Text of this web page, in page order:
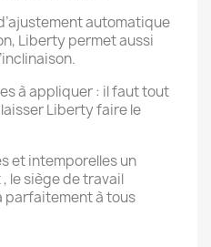
automatique
Liberty permet aussi
à appliquer : il faut tout
Liberty faire le
et intemporelles un
le siège de travail
parfaitement à tous